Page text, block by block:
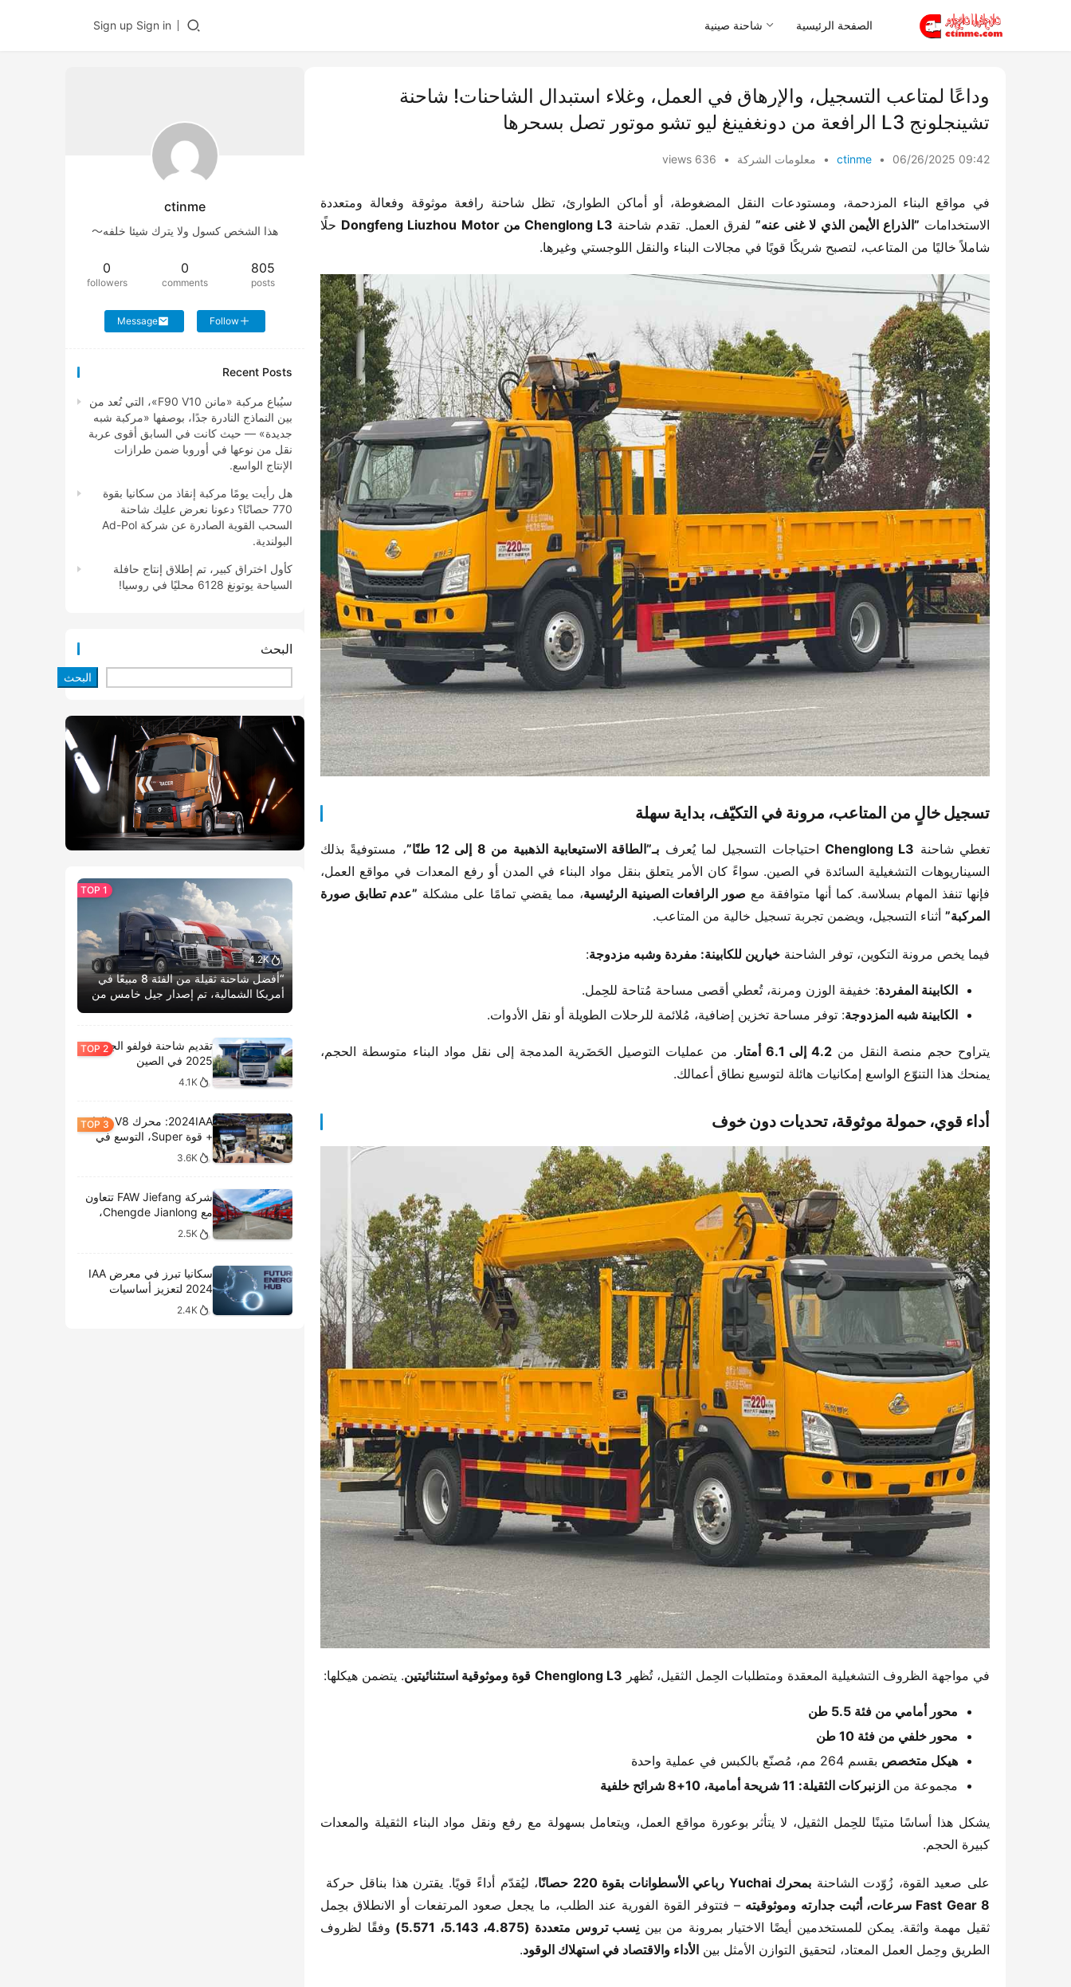
الصفحة الرئيسية شاحنة صينية Sign in
Sign up
​​وداعًا لمتاعب التسجيل، والإرهاق في العمل، وغلاء استبدال الشاحنات! شاحنة
تشينجلونج L3 الرافعة من دونغفينغ ليو تشو موتور تصل بسحرها​​
ctinme • 06/26/2025 09:42
• معلومات الشركة •
636 views
الاستخدامات ​ ​”الذراع الأيمن الذي لا غنى عنه”​ ​ لفرق العمل. تقدم شاحنة ​ ​Chenglong L3 من Dongfeng Liuzhou Motor​
شاملاً خاليًا من المتاعب، لتصبح شريكًا قويًا في مجالات البناء والنقل اللوجستي وغيرها.
​تسجيل خالٍ من المتاعب، مرونة في التكيّف، بداية سهلة​
تغطي شاحنة ​ ​Chenglong L3​ ​ احتياجات التسجيل لما يُعرف ​ ​بـ”الطاقة الاستيعابية الذهبية من 8 إلى 12 طنًا”​
فإنها تنفذ المهام بسلاسة. كما أنها متوافقة مع ​ ​صور الرافعات الصينية الرئيسية​​، مما يقضي تمامًا على مشكلة ​
المركبة”​ ​ أثناء التسجيل، ويضمن تجربة تسجيل خالية من المتاعب.
فيما يخص مرونة التكوين، توفر الشاحنة ​ ​خيارين للكابينة: مفردة وشبه مزدوجة​​:
​الكابينة المفردة​​: خفيفة الوزن ومرنة، تُعطي أقصى مساحة مُتاحة للحِمل.
​الكابينة شبه المزدوجة​​: توفر مساحة تخزين إضافية، مُلائمة للرحلات الطويلة أو نقل الأدوات.
يتراوح حجم منصة النقل من ​​4.2 إلى 6.1 أمتار​
يمنحك هذا التنوّع الواسع إمكانيات هائلة لتوسيع نطاق أعمالك.
​أداء قوي، حمولة موثوقة، تحديات دون خوف​
في مواجهة الظروف التشغيلية المعقدة ومتطلبات الحِمل الثقيل، تُظهر ​ ​Chenglong L3​ ​قوة وموثوقية استثنائيتين​​. يتضمن هيكلها:
​محور أمامي من فئة 5.5 طن​
​محور خلفي من فئة 10 طن​
​هيكل متخصص​ ​ بقسم 264 مم، مُصنّع بالكبس في عملية واحدة
مجموعة من ​ ​الزنبركات الثقيلة: 11 شريحة أمامية، 10+8 شرائح خلفية​
كبيرة الحجم.
على صعيد القوة، زُوّدت الشاحنة ​ ​بمحرك Yuchai رباعي الأسطوانات بقوة 220 حصانًا​ ​، ليُقدّم أداءً قويًا. يقترن هذا بناقل حركة ​
Fast Gear 8 سرعات، أثبت جدارته وموثوقيته​
ثقيل مهمة واثقة. يمكن للمستخدمين أيضًا الاختيار بمرونة من بين ​ ​نِسب تروس متعددة (4.875، 5.143، 5.571)​
الطريق وحِمل العمل المعتاد، لتحقيق التوازن الأمثل بين ​ ​الأداء والاقتصاد في استهلاك الوقود​​.
ctinme
هذا الشخص كسول ولا يترك شيئا خلفه～
805
posts
0
comments
0
followers
Follow
Message
Recent Posts
سيُباع مركبة «مانن F90 V10»، التي تُعد من
بين النماذج النادرة جدًا، بوصفها «مركبة شبه
جديدة» — حيث كانت في السابق أقوى عربة
نقل من نوعها في أوروبا ضمن طرازات
الإنتاج الواسع.
هل رأيت يومًا مركبة إنقاذ من سكانيا بقوة
770 حصانًا؟ دعونا نعرض عليك شاحنة
السحب القوية الصادرة عن شركة Ad-Pol
البولندية.
كأول اختراق كبير، تم إطلاق إنتاج حافلة
السياحة يوتونغ 6128 محليًا في روسيا!
البحث
البحث
4.2K
“أفضل شاحنة ثقيلة من الفئة 8 مبيعًا في
أمريكا الشمالية، تم إصدار جيل خامس من
تقديم شاحنة فولفو الجديدة
2025 في الصين
4.1K
2024IAA: محرك V8، الغاز
+ قوة Super، التوسع في
الطرازات الكهربائية،
وتحليل المعروضات الداخلية
3.6K
شركة FAW Jiefang تتعاون
مع Chengde Jianlong،
وتكشف النقاب عن تسليم
2.5K
سكانيا تبرز في معرض IAA
2024 لتعزيز أساسيات
النقل المستدام
2.4K